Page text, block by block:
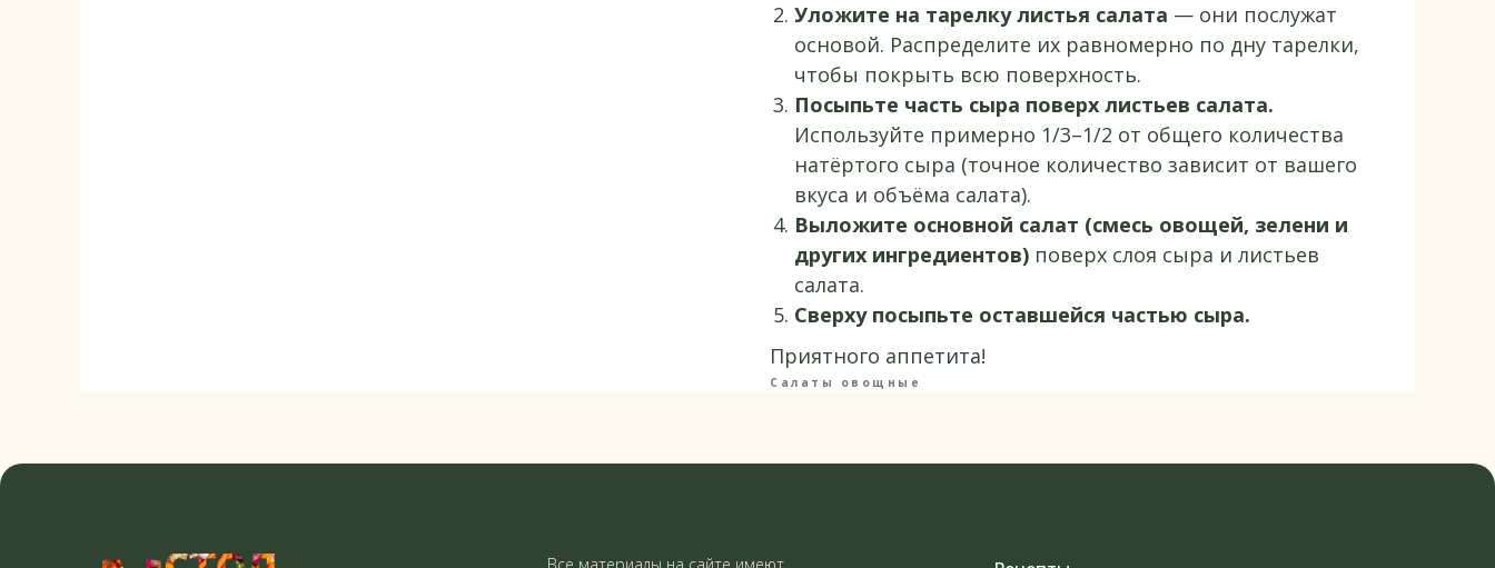
Уложите на тарелку листья салата — они послужат
основой. Распределите их равномерно по дну тарелки,
чтобы покрыть всю поверхность.
Посыпьте часть сыра поверх листьев салата.
Используйте примерно 1/3–1/2 от общего количества
натёртого сыра (точное количество зависит от вашего
вкуса и объёма салата).
Выложите основной салат (смесь овощей, зелени и
других ингредиентов) поверх слоя сыра и листьев
салата.
Сверху посыпьте оставшейся частью сыра.
Приятного аппетита!
Салаты овощные